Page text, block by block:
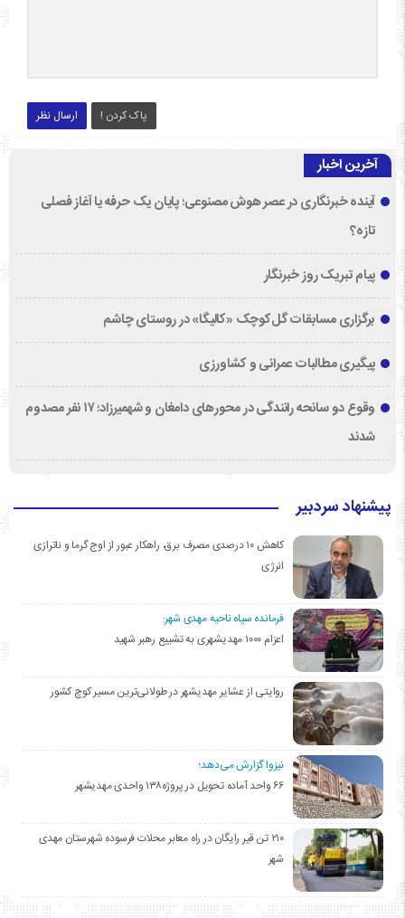
ارسال نظر پاک کردن !
آخرین اخبار
آینده خبرنگاری در عصر هوش مصنوعی؛ پایان یک حرفه یا آغاز فصلی
تازه؟
پیام تبریک روز خبرنگار
برگزاری مسابقات گل‌کوچک «کالیگا» در روستای چاشم
پیگیری مطالبات عمرانی و کشاورزی
وقوع دو سانحه رانندگی در محورهای دامغان و شهمیرزاد؛ ۱۷ نفر مصدوم
شدند
پیشنهاد سردبیر
کاهش ۱۰ درصدی مصرف برق، راهکار عبور از اوج گرما و ناترازی
انرژی
فرمانده سپاه ناحیه مهدی شهر:
اعزام ۱۰۰۰ مهدیشهری به تشییع رهبر شهید
روایتی از عشایر مهدیشهر در طولانی‌ترین مسیر کوچ کشور
نیزوا گزارش می‌دهد؛
۶۶ واحد آماده تحویل در پروژه۱۳۸ واحدی مهدیشهر
۲۱۰ تن قیر رایگان در راه معابر محلات فرسوده شهرستان مهدی
شهر